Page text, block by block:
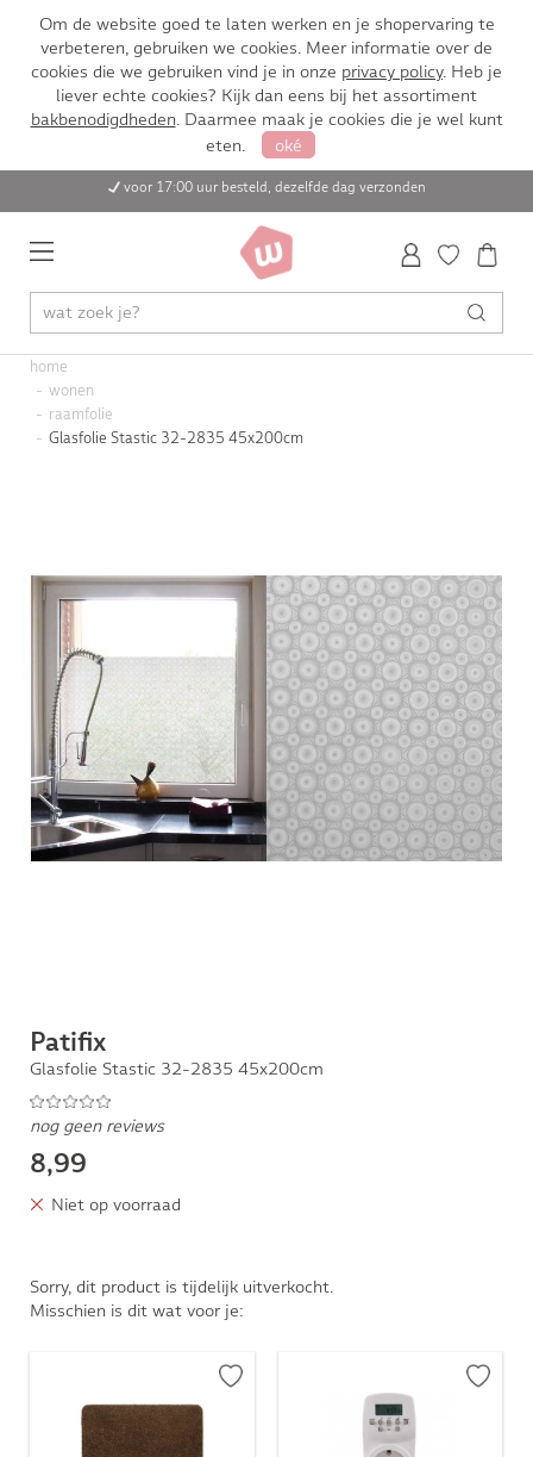
Om de website goed te laten werken en je shopervaring te
verbeteren, gebruiken we cookies. Meer informatie over de
cookies die we gebruiken vind je in onze privacy policy. Heb je
liever echte cookies? Kijk dan eens bij het assortiment
bakbenodigdheden. Daarmee maak je cookies die je wel kunt
eten.
oké
voor 17:00 uur besteld, dezelfde dag verzonden
home
wonen
raamfolie
Glasfolie Stastic 32-2835 45x200cm
Patifix
Glasfolie Stastic 32-2835 45x200cm
nog geen reviews
8,99
Niet op voorraad
Sorry, dit product is tijdelijk uitverkocht.
Misschien is dit wat voor je: